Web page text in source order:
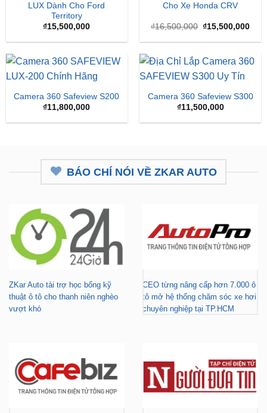
LUX Dành Cho Ford
Territory
₫15,500,000
Cho Xe Honda CRV
₫16,500,000 Giá
là:
₫15,500,000Giá
tại
Camera 360 Safeview S200
₫11,800,000
Camera 360 Safeview S300
₫11,500,000
BÁO CHÍ NÓI VỀ ZKAR AUTO
ZKar Auto tài trợ học bổng kỹ
thuật ô tô cho thanh niên nghèo
vượt khó
CEO từng nâng cấp hơn 7.000 ô
tô mở hệ thống chăm sóc xe hơi
chuyên nghiệp tại TP.HCM